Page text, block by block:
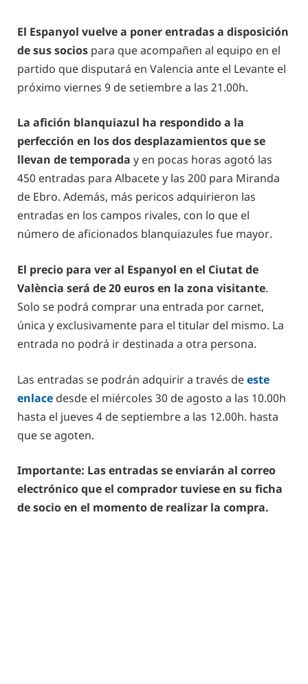
El Espanyol vuelve a poner entradas a disposición
de sus socios para que acompañen al equipo en el
partido que disputará en Valencia ante el Levante el
próximo viernes 9 de setiembre a las 21.00h.
La afición blanquiazul ha respondido a la
perfección en los dos desplazamientos que se
llevan de temporada y en pocas horas agotó las
450 entradas para Albacete y las 200 para Miranda
de Ebro. Además, más pericos adquirieron las
entradas en los campos rivales, con lo que el
número de aficionados blanquiazules fue mayor.
El precio para ver al Espanyol en el Ciutat de
València será de 20 euros en la zona visitante.
Solo se podrá comprar una entrada por carnet,
única y exclusivamente para el titular del mismo. La
entrada no podrá ir destinada a otra persona.
Las entradas se podrán adquirir a través deeste
enlace desde el miércoles 30 de agosto a las 10.00h
hasta el jueves 4 de septiembre a las 12.00h. hasta
que se agoten.
Importante: Las entradas se enviarán al correo
electrónico que el comprador tuviese en su ficha
de socio en el momento de realizar la compra.